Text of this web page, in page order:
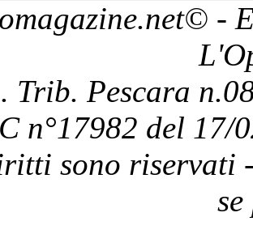
© -
Trib. Pescara
n°17982 del 17/
sono riservati